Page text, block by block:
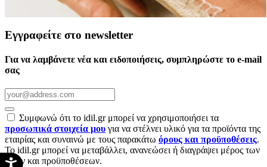
Εγγραφείτε στο newsletter
Για να λαμβάνετε νέα και ειδοποιήσεις, συμπληρώστε το e-mail
σας
Συμφωνώ ότι το idil.gr μπορεί να χρησιμοποιήσει τα
προσωπικά στοιχεία μου για να στέλνει υλικό για τα προϊόντα της
εταιρίας και συναινώ με τους παρακάτω όρους και προϋποθέσεις.
Το idil.gr μπορεί να μεταβάλλει, ανανεώσει ή διαγράψει μέρος των
όρων και προϋποθέσεων.